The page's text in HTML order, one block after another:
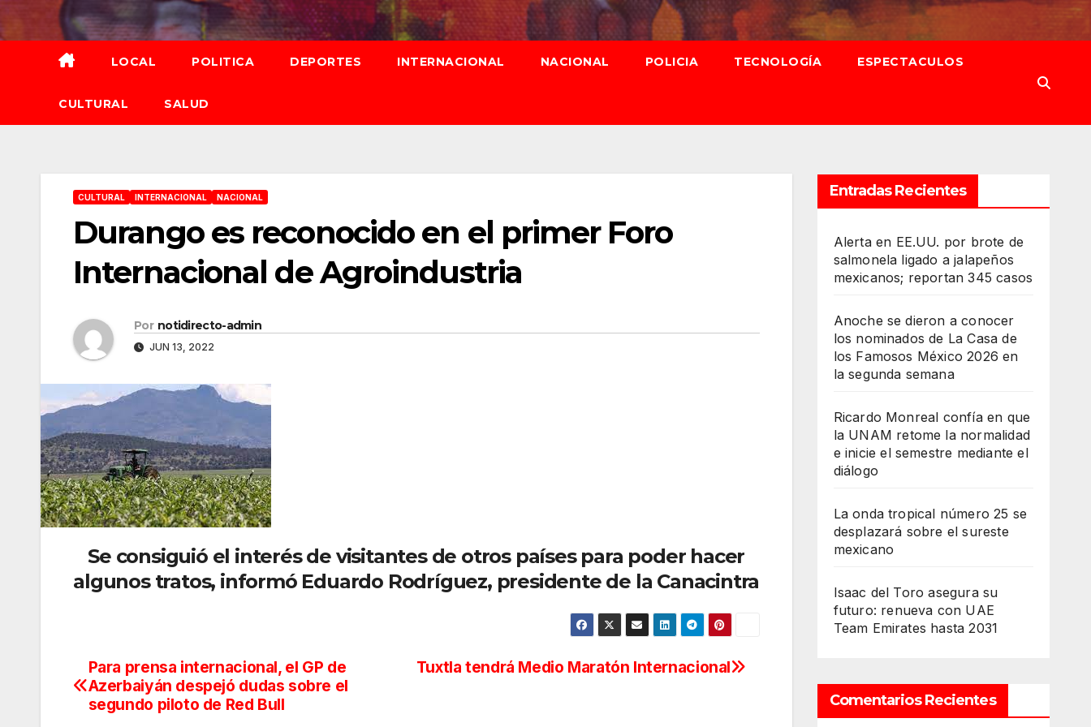
al
contenido
LOCAL POLITICA DEPORTES INTERNACIONAL NACIONAL POLICIA TECNOLOGÍA ESPECTACULOS
CULTURAL SALUD
CULTURAL INTERNACIONAL NACIONAL
Durango es reconocido en el primer Foro
Internacional de Agroindustria
Por notidirecto-admin
JUN 13, 2022
Se consiguió el interés de visitantes de otros países para poder hacer
algunos tratos, informó Eduardo Rodríguez, presidente de la Canacintra
Navegación
de
Tuxtla tendrá Medio Maratón Internacional
Para prensa internacional, el GP de
Azerbaiyán despejó dudas sobre el
segundo piloto de Red Bull
Entradas Recientes
Alerta en EE.UU. por brote de
salmonela ligado a jalapeños
mexicanos; reportan 345 casos
Anoche se dieron a conocer
los nominados de La Casa de
los Famosos México 2026 en
la segunda semana
Ricardo Monreal confía en que
la UNAM retome la normalidad
e inicie el semestre mediante el
diálogo
La onda tropical número 25 se
desplazará sobre el sureste
mexicano
Isaac del Toro asegura su
futuro: renueva con UAE
Team Emirates hasta 2031
Comentarios Recientes